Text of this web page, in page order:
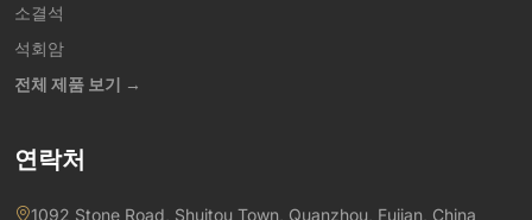
소결석
석회암
전체 제품 보기 →
연락처
1092 Stone Road, Shuitou Town, Quanzhou, Fujian, China